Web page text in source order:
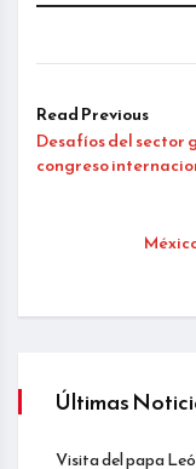
Read Previous
Desafíos del sector
congreso
Últimas
Visita del papa